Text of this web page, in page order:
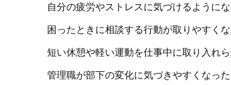
自分の疲労やストレスに気づけるように
困ったときに相談する行動が取りやすく
短い休憩や軽い運動を仕事中に取り入れ
管理職が部下の変化に気づきやすくなっ